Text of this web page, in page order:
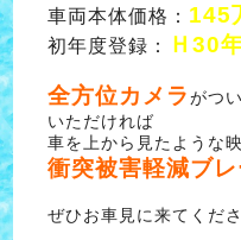
車両本体価格： 145
初年度登録： Ｈ30
全方位カメラがつ
いただければ
車を上から見たような
衝突被害軽減ブレ
ぜひお車見に来てくだ